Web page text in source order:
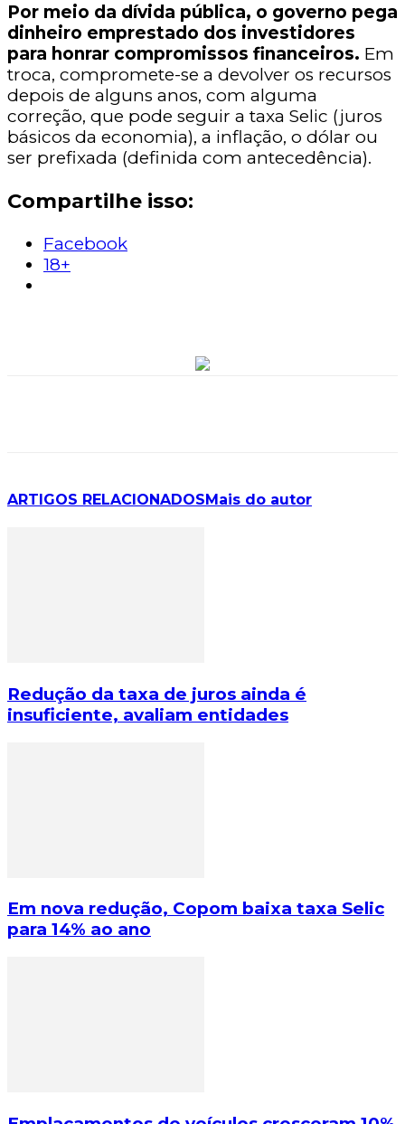
Por meio da dívida pública, o governo pega
dinheiro emprestado dos investidores
para honrar compromissos financeiros. Em
troca, compromete-se a devolver os recursos
depois de alguns anos, com alguma
correção, que pode seguir a taxa Selic (juros
básicos da economia), a inflação, o dólar ou
ser prefixada (definida com antecedência).
Compartilhe isso:
Facebook
18+
ARTIGOS RELACIONADOSMais do autor
Redução da taxa de juros ainda é
insuficiente, avaliam entidades
Em nova redução, Copom baixa taxa Selic
para 14% ao ano